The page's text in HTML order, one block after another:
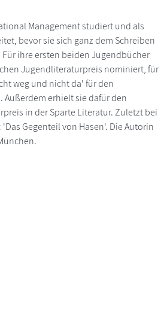
Management studiert und als
bevor sie sich ganz dem Schreiben
ihre ersten beiden Jugendbücher
Jugendliteraturpreis nominiert, für
weg und nicht da' für den
Außerdem erhielt sie dafür den
in der Sparte Literatur. Zuletzt bei
Gegenteil von Hasen'. Die Autorin